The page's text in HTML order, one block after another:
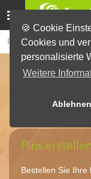
🍪 Cookie
Cookies und
personalisierte
Weitere
Ablehnen
Pins
Individuelle
Pins
Bestellen Sie Ihre